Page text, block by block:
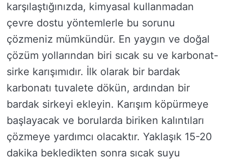
karşılaştığınızda, kimyasal kullanmadan
çevre dostu yöntemlerle bu sorunu
çözmeniz mümkündür. En yaygın ve doğal
çözüm yollarından biri sıcak su ve karbonat-
sirke karışımıdır. İlk olarak bir bardak
karbonatı tuvalete dökün, ardından bir
bardak sirkeyi ekleyin. Karışım köpürmeye
başlayacak ve borularda biriken kalıntıları
çözmeye yardımcı olacaktır. Yaklaşık 15-20
dakika bekledikten sonra sıcak suyu